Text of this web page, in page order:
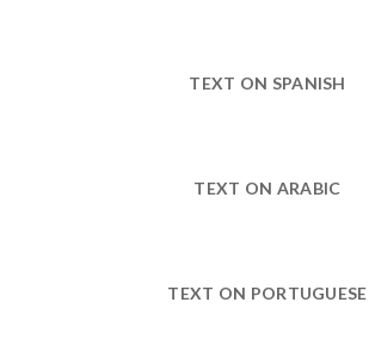
TEXT ON SPANISH
TEXT ON ARABIC
TEXT ON PORTUGUESE